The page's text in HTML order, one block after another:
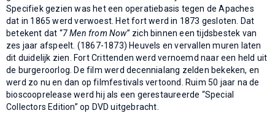
Specifiek gezien was het een operatiebasis tegen de Apaches
dat in 1865 werd verwoest. Het fort werd in 1873 gesloten. Dat
betekent dat “7 Men from Now” zich binnen een tijdsbestek van
zes jaar afspeelt. (1867-1873) Heuvels en vervallen muren laten
dit duidelijk zien. Fort Crittenden werd vernoemd naar een held uit
de burgeroorlog. De film werd decennialang zelden bekeken, en
werd zo nu en dan op filmfestivals vertoond. Ruim 50 jaar na de
bioscooprelease werd hij als een gerestaureerde “Special
Collectors Edition” op DVD uitgebracht.